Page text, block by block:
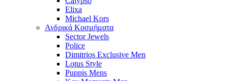
Elixa
Michael Kors
Ανδρικά Κοσμήματα
Sector Jewels
Police
Dimitrios Exclusive Men
Lotus Style
Puppis Mens